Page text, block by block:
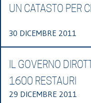
UN CATASTO PER
30 DICEMBRE 2011
IL GOVERNO
1600 RESTAURI
29 DICEMBRE 2011